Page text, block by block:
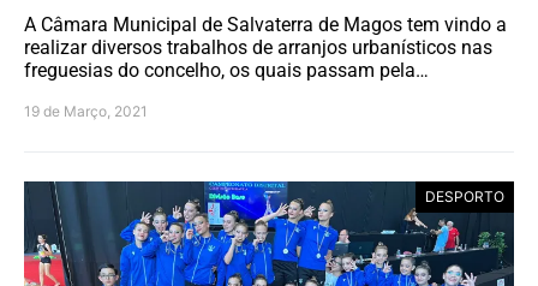
A Câmara Municipal de Salvaterra de Magos tem vindo a
realizar diversos trabalhos de arranjos urbanísticos nas
freguesias do concelho, os quais passam pela…
19 de Março, 2021
DESPORTO